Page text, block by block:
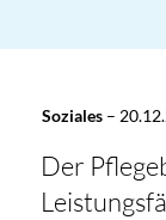
Soziales–
Der